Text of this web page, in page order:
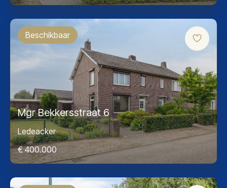
Beschikbaar
Mgr Bekkersstraat 6
Ledeacker
€ 400.000